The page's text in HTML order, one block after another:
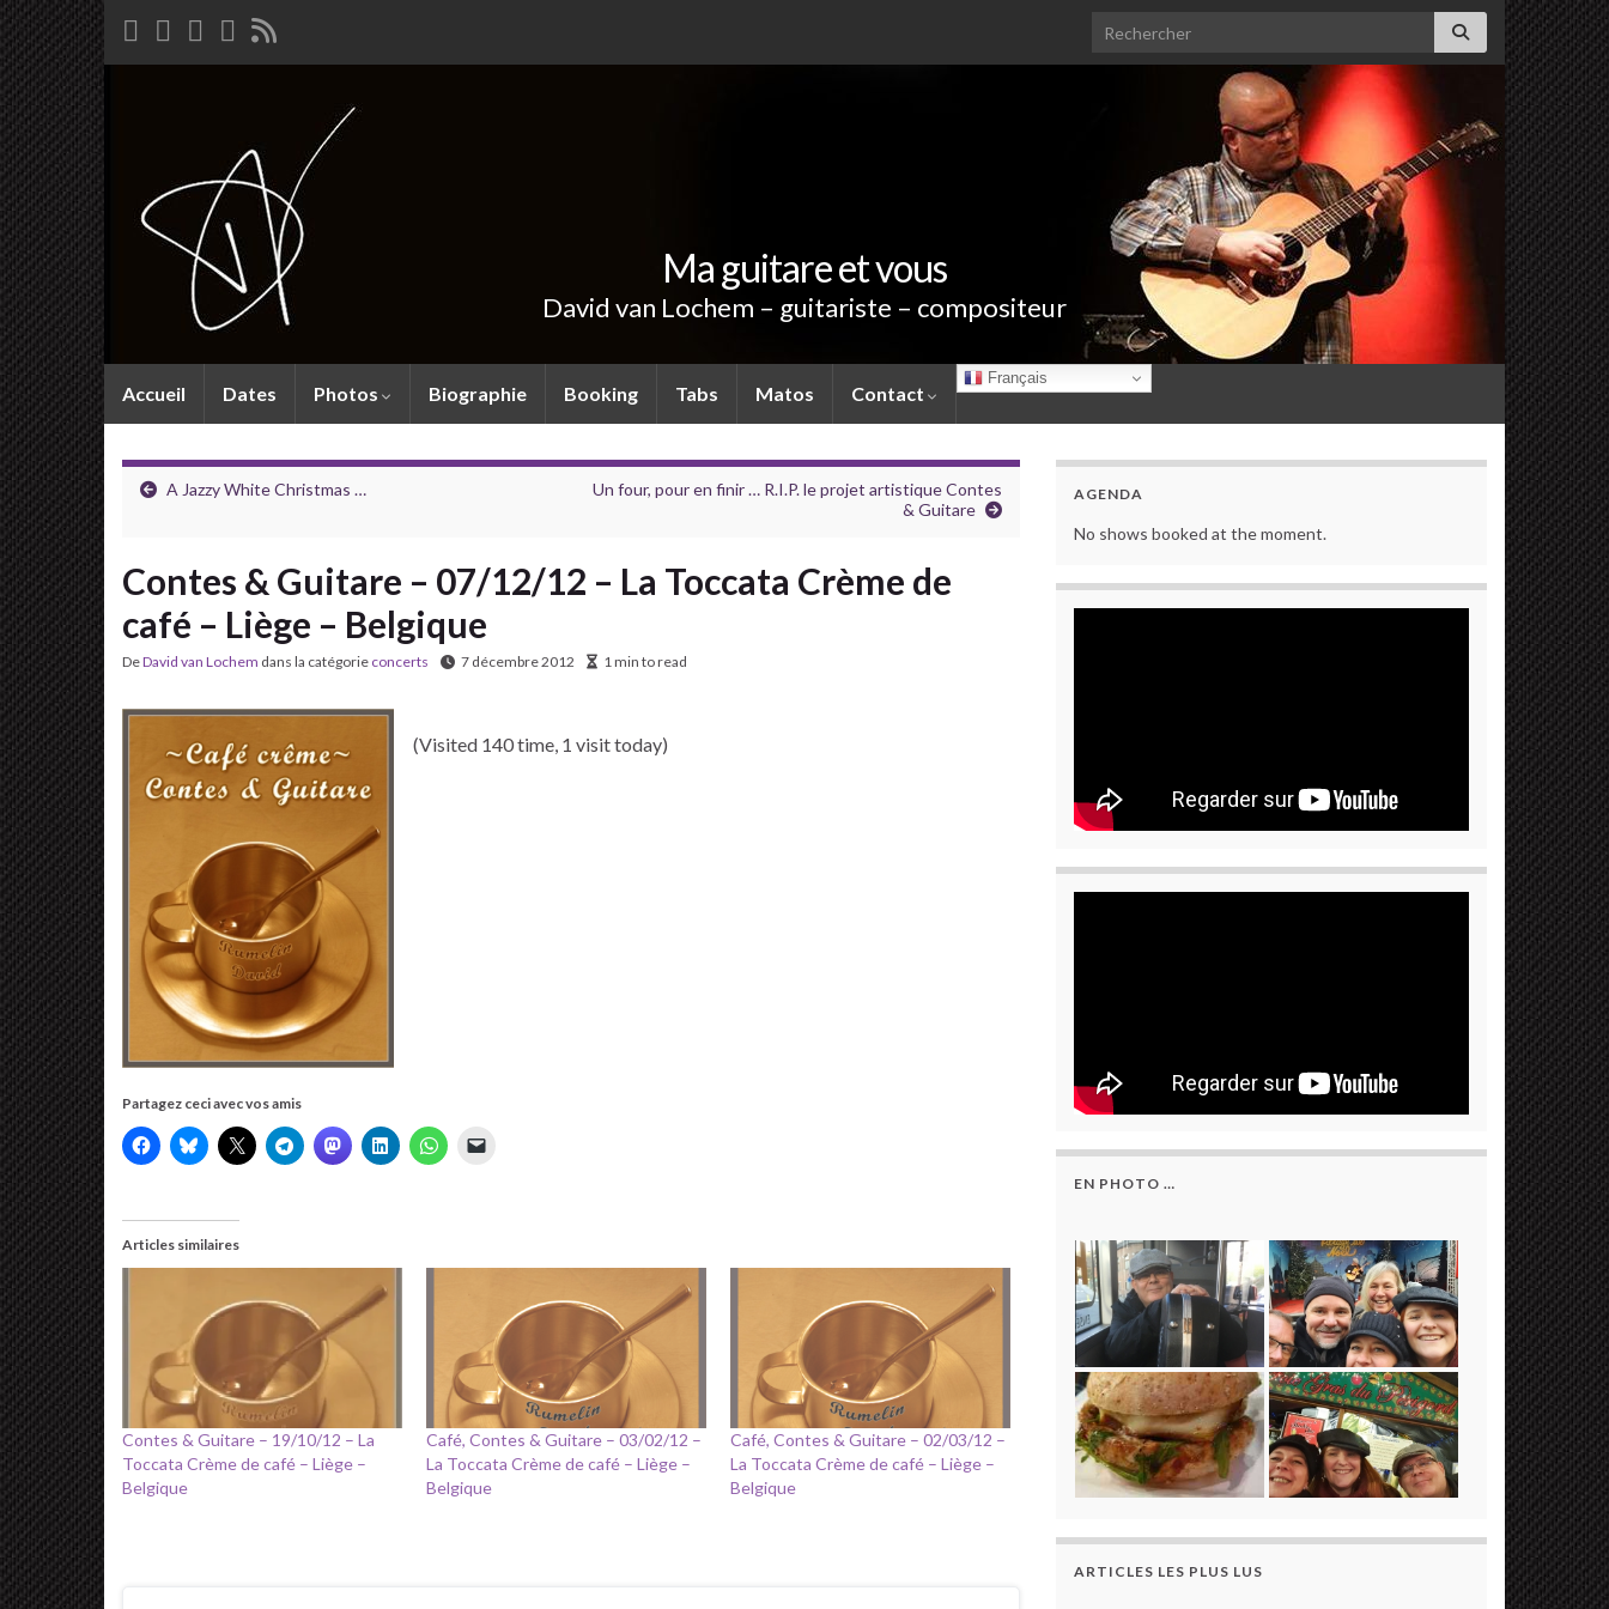
Search for:
Ma guitare et vous
David van Lochem – guitariste – compositeur
Accueil Dates Photos Biographie Booking Tabs Matos Contact
Français
A Jazzy White Christmas …
Un four, pour en finir … R.I.P. le projet artistique Contes
& Guitare
Contes & Guitare – 07/12/12 – La Toccata Crème de
café – Liège – Belgique
DeDavid van Lochem dans la catégorie concerts 7 décembre 2012 1 min to read
(Visited 140 time, 1 visit today)
Partagez ceci avec vos amis
Articles similaires
Contes & Guitare – 19/10/12 – La
Toccata Crème de café – Liège –
Belgique
Café, Contes & Guitare – 03/02/12 –
La Toccata Crème de café – Liège –
Belgique
Café, Contes & Guitare – 02/03/12 –
La Toccata Crème de café – Liège –
Belgique
AGENDA
No shows booked at the moment.
EN PHOTO …
ARTICLES LES PLUS LUS